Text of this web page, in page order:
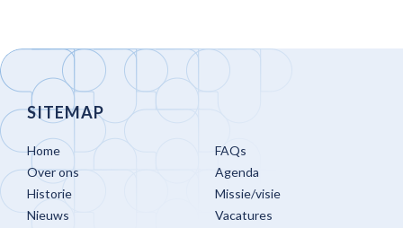
SITEMAP
Home
Over ons
Historie
Nieuws
FAQs
Agenda
Missie/visie
Vacatures